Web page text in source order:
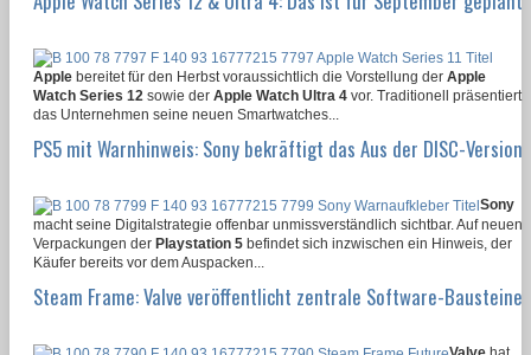
Apple bereitet für den Herbst voraussichtlich die Vorstellung der Apple
Watch Series 12 sowie der Apple Watch Ultra 4 vor. Traditionell präsentiert
das Unternehmen seine neuen Smartwatches...
PS5 mit Warnhinweis: Sony bekräftigt das Aus der DISC-Version
Sony
macht seine Digitalstrategie offenbar unmissverständlich sichtbar. Auf neuen
Verpackungen der Playstation 5 befindet sich inzwischen ein Hinweis, der
Käufer bereits vor dem Auspacken...
Steam Frame: Valve veröffentlicht zentrale Software-Bausteine